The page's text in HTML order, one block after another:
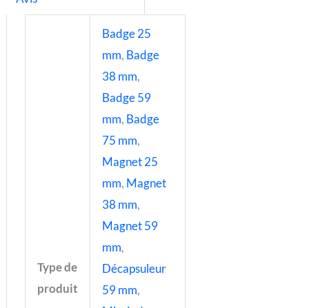
Type de
produit
Badge 25
mm, Badge
38 mm,
Badge 59
mm, Badge
75 mm,
Magnet 25
mm, Magnet
38 mm,
Magnet 59
mm,
Décapsuleur
59 mm,